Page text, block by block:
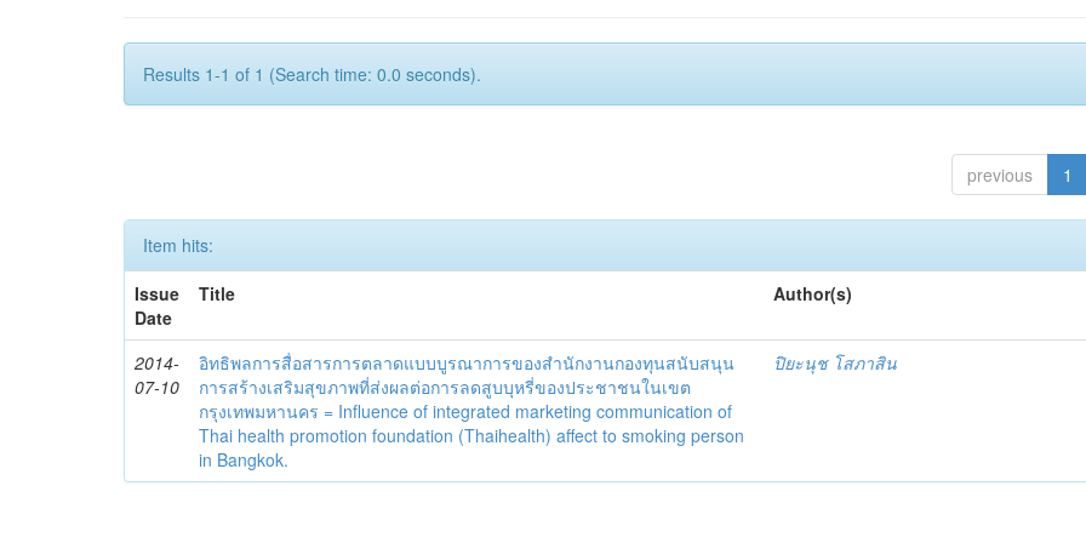
Results 1-1 of 1 (Search time: 0.0 seconds).
previous 1
Item hits:
Issue
Date
Title Author(s)
2014-
07-10
อิทธิพลการสื่อสารการตลาดแบบบูรณาการของสำนักงานกองทุนสนับสนุน
การสร้างเสริมสุขภาพที่ส่งผลต่อการลดสูบบุหรี่ของประชาชนในเขต
กรุงเทพมหานคร = Influence of integrated marketing communication of
Thai health promotion foundation (Thaihealth) affect to smoking person
in Bangkok.
ปิยะนุช โสภาสิน